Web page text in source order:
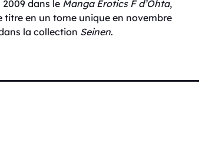
2009 dans le Manga Erotics F d’Ohta,
titre en un tome unique en novembre
la collection Seinen.